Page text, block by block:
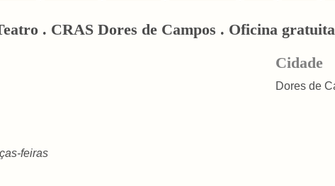
. CRAS Dores de Campos . Oficina
Cidade
Dores de
feiras